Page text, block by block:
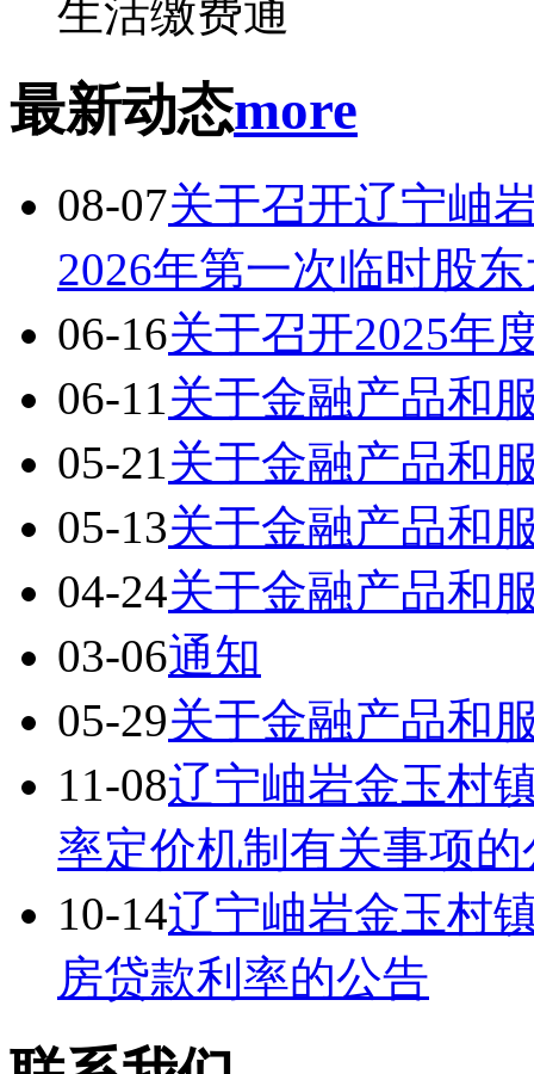
生活缴费通
最新动态more
08-07关于召开辽宁岫
2026年第一次临时股
06-16关于召开2025年
06-11关于金融产品和
05-21关于金融产品和
05-13关于金融产品和
04-24关于金融产品和
03-06通知
05-29关于金融产品和
11-08辽宁岫岩金玉村
率定价机制有关事项的
10-14辽宁岫岩金玉村
房贷款利率的公告